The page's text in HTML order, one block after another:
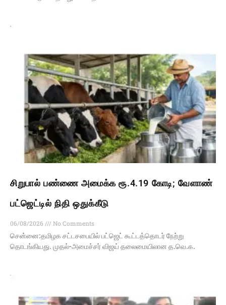
சிறுபால் பண்ணை அமைக்க ரூ.4.19 கோடி; வேளாண்
பட்ஜெட்டில் நிதி ஒதுக்கீடு
06/08/2026
No Comments
சென்னை:தமிழக சட்டசபையில் பட்ஜெட் கூட்டத்தொடர் நேற்று
தொடங்கியது. முதல்-அமைச்சர் விஜய் தலைமையிலான த.வெ.க.